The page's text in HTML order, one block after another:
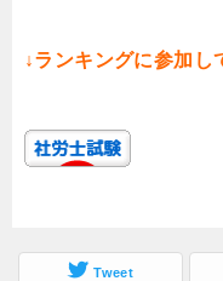
↓ランキングに参加し
Tweet